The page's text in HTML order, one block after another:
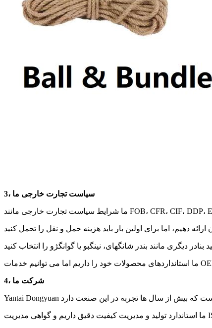
3، سیاست تجارت خارجی ما
4، شرکت ما